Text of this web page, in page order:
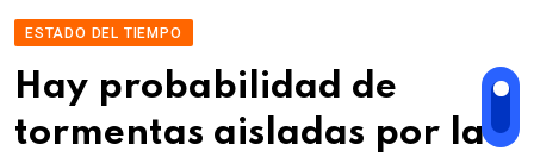
ESTADO DEL TIEMPO
Hay probabilidad de
tormentas aisladas por la